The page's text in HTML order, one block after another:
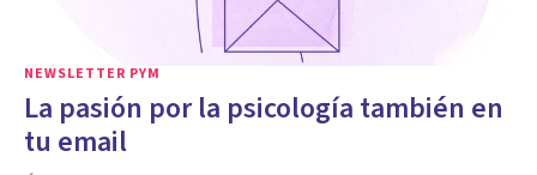
NEWSLETTER PYM
La pasión por la psicología también en
tu email